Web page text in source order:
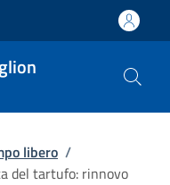
libero /
del tartufo: rinnovo